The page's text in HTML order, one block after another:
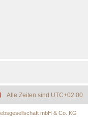
Alle Zeiten sind UTC+02:00
mbH & Co. KG